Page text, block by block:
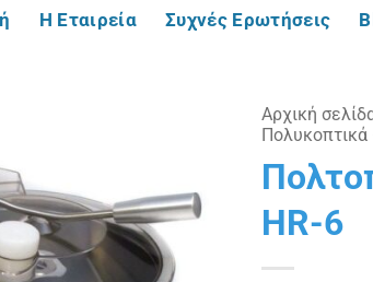
Η Εταιρεία Συχνές Ερωτήσεις
στην
λίστα
επιθυμιών
Αρχική
Πολυκοπτικά
HR-6